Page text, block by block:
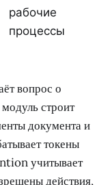
рабочие
процессы
вопрос о
строит
документа и
токены
учитывает
действия,